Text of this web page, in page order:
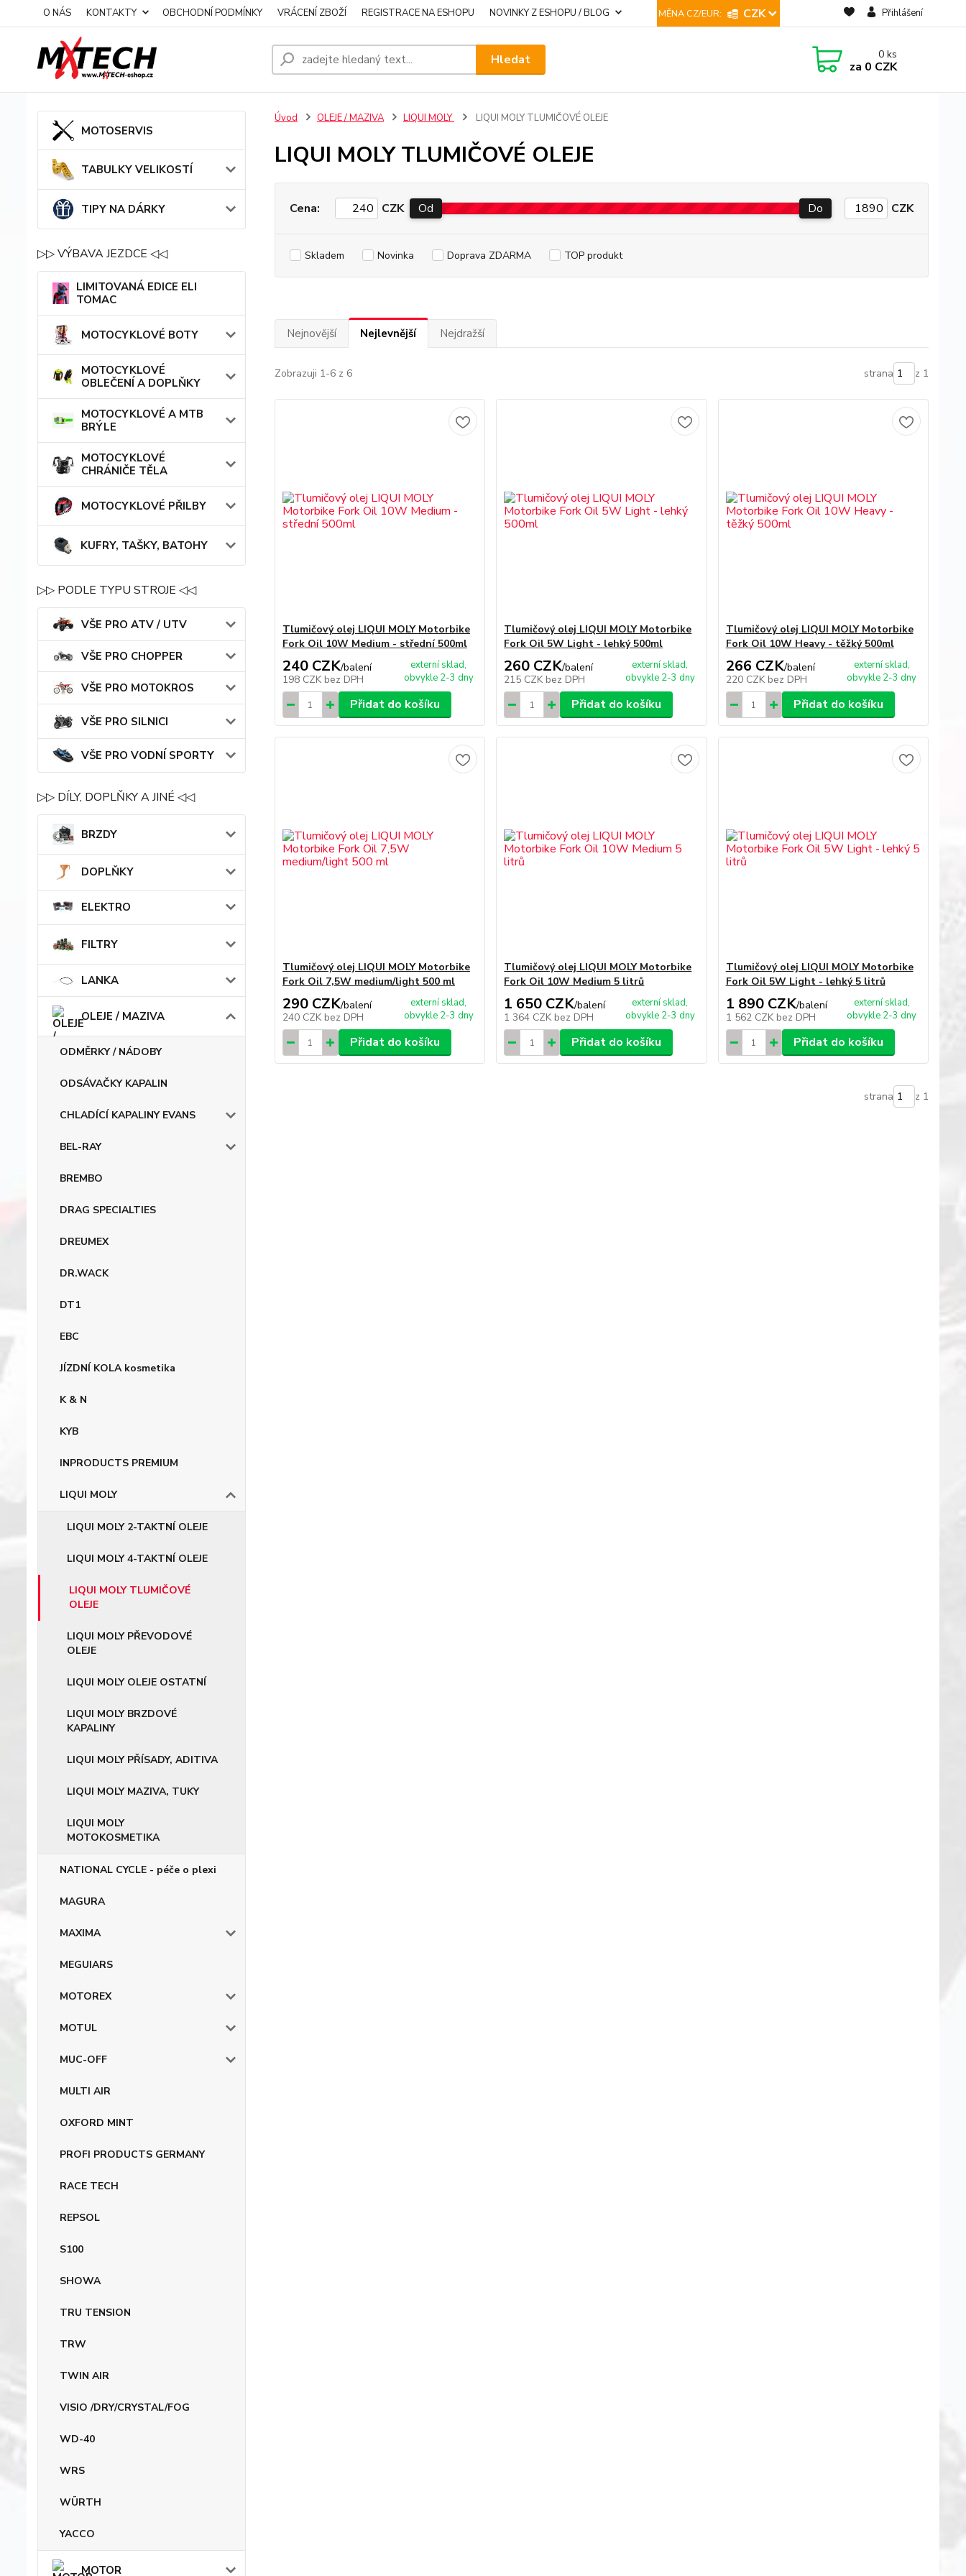
O NÁS KONTAKTY OBCHODNÍ PODMÍNKY VRÁCENÍ ZBOŽÍ REGISTRACE NA ESHOPU NOVINKY Z ESHOPU / BLOG CZK Přihlášení
Hledat 0 ks
za 0 CZK
MOTOSERVIS
TABULKY VELIKOSTÍ
TIPY NA DÁRKY
▷▷ VÝBAVA JEZDCE ◁◁
LIMITOVANÁ EDICE ELI
TOMAC
MOTOCYKLOVÉ BOTY
MOTOCYKLOVÉ
OBLEČENÍ A DOPLŇKY
MOTOCYKLOVÉ A MTB
BRÝLE
MOTOCYKLOVÉ
CHRÁNIČE TĚLA
MOTOCYKLOVÉ PŘILBY
KUFRY, TAŠKY, BATOHY
▷▷ PODLE TYPU STROJE ◁◁
VŠE PRO ATV / UTV
VŠE PRO CHOPPER
VŠE PRO MOTOKROS
VŠE PRO SILNICI
VŠE PRO VODNÍ SPORTY
▷▷ DÍLY, DOPLŇKY A JINÉ ◁◁
BRZDY
DOPLŇKY
ELEKTRO
FILTRY
LANKA
OLEJE / MAZIVA
ODMĚRKY / NÁDOBY
ODSÁVAČKY KAPALIN
CHLADÍCÍ KAPALINY EVANS
BEL-RAY
BREMBO
DRAG SPECIALTIES
DREUMEX
DR.WACK
DT1
EBC
JÍZDNÍ KOLA kosmetika
K & N
KYB
INPRODUCTS PREMIUM
LIQUI MOLY
LIQUI MOLY 2-TAKTNÍ OLEJE
LIQUI MOLY 4-TAKTNÍ OLEJE
LIQUI MOLY TLUMIČOVÉ
OLEJE
LIQUI MOLY PŘEVODOVÉ
OLEJE
LIQUI MOLY OLEJE OSTATNÍ
LIQUI MOLY BRZDOVÉ
KAPALINY
LIQUI MOLY PŘÍSADY, ADITIVA
LIQUI MOLY MAZIVA, TUKY
LIQUI MOLY
MOTOKOSMETIKA
NATIONAL CYCLE - péče o plexi
MAGURA
MAXIMA
MEGUIARS
MOTOREX
MOTUL
MUC-OFF
MULTI AIR
OXFORD MINT
PROFI PRODUCTS GERMANY
RACE TECH
REPSOL
S100
SHOWA
TRU TENSION
TRW
TWIN AIR
VISIO /DRY/CRYSTAL/FOG
WD-40
WRS
WÜRTH
YACCO
MOTOR
Úvod OLEJE / MAZIVA LIQUI MOLY LIQUI MOLY TLUMIČOVÉ OLEJE
LIQUI MOLY TLUMIČOVÉ OLEJE
Cena: CZK Od Do CZK
Skladem Novinka Doprava ZDARMA TOP produkt
Nejnovější Nejlevnější Nejdražší
Zobrazuji 1-6 z 6 strana z 1
Tlumičový olej LIQUI MOLY Motorbike
Fork Oil 10W Medium - střední 500ml
240 CZK/balení
198 CZK bez DPH
externí sklad,
obvykle 2-3 dny
Přidat do košíku
Tlumičový olej LIQUI MOLY Motorbike
Fork Oil 5W Light - lehký 500ml
260 CZK/balení
215 CZK bez DPH
externí sklad,
obvykle 2-3 dny
Přidat do košíku
Tlumičový olej LIQUI MOLY Motorbike
Fork Oil 10W Heavy - těžký 500ml
266 CZK/balení
220 CZK bez DPH
externí sklad,
obvykle 2-3 dny
Přidat do košíku
Tlumičový olej LIQUI MOLY Motorbike
Fork Oil 7,5W medium/light 500 ml
290 CZK/balení
240 CZK bez DPH
externí sklad,
obvykle 2-3 dny
Přidat do košíku
Tlumičový olej LIQUI MOLY Motorbike
Fork Oil 10W Medium 5 litrů
1 650 CZK/balení
1 364 CZK bez DPH
externí sklad,
obvykle 2-3 dny
Přidat do košíku
Tlumičový olej LIQUI MOLY Motorbike
Fork Oil 5W Light - lehký 5 litrů
1 890 CZK/balení
1 562 CZK bez DPH
externí sklad,
obvykle 2-3 dny
Přidat do košíku
strana z 1